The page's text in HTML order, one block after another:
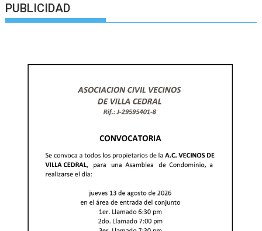
PUBLICIDAD